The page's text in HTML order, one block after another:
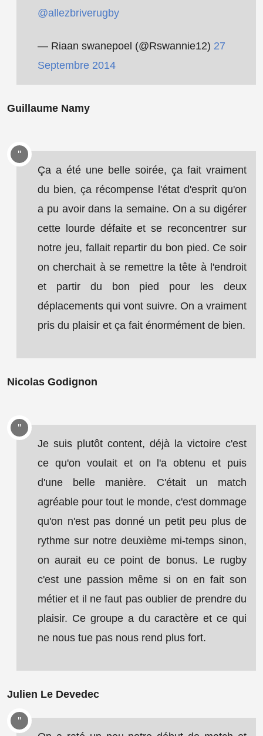
@allezbriverugby
— Riaan swanepoel (@Rswannie12) 27
Septembre 2014
Guillaume Namy
Ça a été une belle soirée, ça fait vraiment
du bien, ça récompense l'état d'esprit qu'on
a pu avoir dans la semaine. On a su digérer
cette lourde défaite et se reconcentrer sur
notre jeu, fallait repartir du bon pied. Ce soir
on cherchait à se remettre la tête à l'endroit
et partir du bon pied pour les deux
déplacements qui vont suivre. On a vraiment
pris du plaisir et ça fait énormément de bien.
Nicolas Godignon
Je suis plutôt content, déjà la victoire c'est
ce qu'on voulait et on l'a obtenu et puis
d'une belle manière. C'était un match
agréable pour tout le monde, c'est dommage
qu'on n'est pas donné un petit peu plus de
rythme sur notre deuxième mi-temps sinon,
on aurait eu ce point de bonus. Le rugby
c'est une passion même si on en fait son
métier et il ne faut pas oublier de prendre du
plaisir. Ce groupe a du caractère et ce qui
ne nous tue pas nous rend plus fort.
Julien Le Devedec